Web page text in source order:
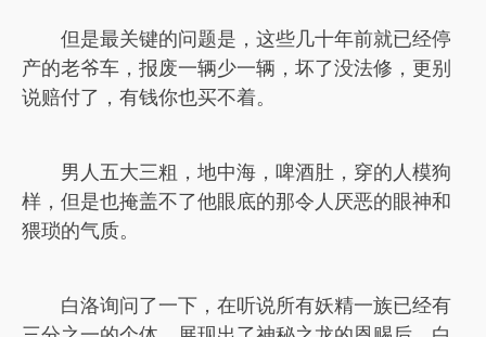
但是最关键的问题是，这些几十年前就已经停
产的老爷车，报废一辆少一辆，坏了没法修，更别
说赔付了，有钱你也买不着。
男人五大三粗，地中海，啤酒肚，穿的人模狗
样，但是也掩盖不了他眼底的那令人厌恶的眼神和
猥琐的气质。
白洛询问了一下，在听说所有妖精一族已经有